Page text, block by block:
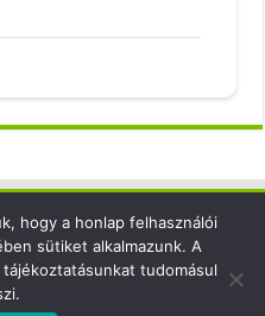
hogy a honlap felhasználói
sütiket alkalmazunk. A
tudomásul